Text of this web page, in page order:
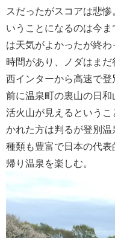
スだったがスコアは悲
いうことになるのは今ま
は天気がよかったが終
時間があり、ノダはま
西インターから高速で登
前に温泉町の裏山の日
活火山が見えるという
かれた方は判るが登別
種類も豊富で日本の代表
帰り温泉を楽しむ。